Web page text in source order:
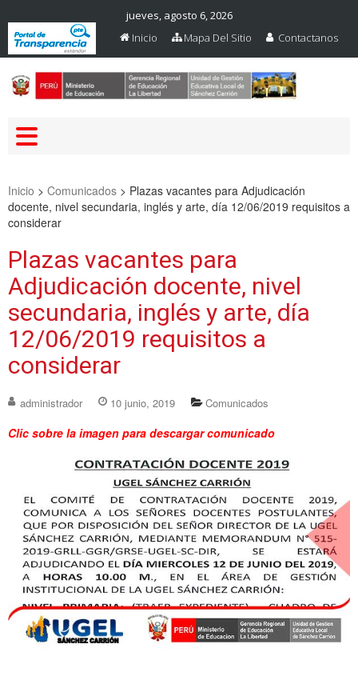
jueves, agosto 6, 2026
Inicio
Mapa Del Sitio Contactanos
Inicio > Comunicados > Plazas vacantes para Adjudicación
docente, nivel secundaria, inglés y arte, día 12/06/2019 requisitos a
considerar
Plazas vacantes para
Adjudicación docente, nivel
secundaria, inglés y arte, día
12/06/2019 requisitos a
considerar
administrador 10 junio, 2019 Comunicados
Clic sobre la imagen para descargar comunicado